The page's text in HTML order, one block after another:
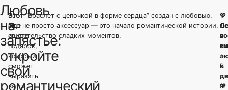
Любовь
на
запястье:
откройте
свой
романтический
Все
еще
ищете
подарок,
который
сможет
выразить
ваши
Этот “Браслет с цепочкой в форме сердца” создан с любовью.
Это не просто аксессуар — это начало романтической истории,
свидетельство сладких моментов.
💖
в
💖
✨
и
✨
В
от